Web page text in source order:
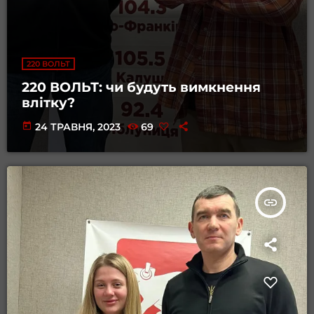
220 ВОЛЬТ
220 ВОЛЬТ: чи будуть вимкнення
влітку?
today 24 ТРАВНЯ, 2023 69
insert_link